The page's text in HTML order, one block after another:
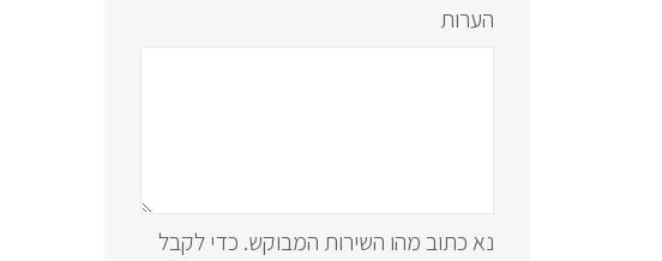
הערות
נא כתוב מהו השירות המבוקש. כדי לקבל